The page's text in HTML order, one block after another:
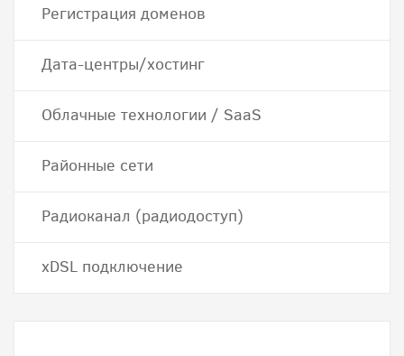
Регистрация доменов
Дата-центры/хостинг
Облачные технологии / SaaS
Районные сети
Радиоканал (радиодоступ)
хDSL подключение